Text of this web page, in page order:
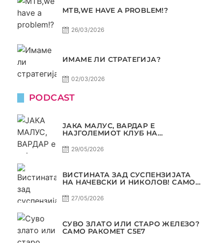
МТВ,WE HAVE A PROBLEM!?
26/03/2026
ИМАМЕ ЛИ СТРАТЕГИЈА?
02/03/2026
PODCAST
ЈАКА МАЛУС, ВАРДАР Е
НАЈГОЛЕМИОТ КЛУБ НА
29/05/2026
ВИСТИНАТА ЗАД СУСПЕНЗИЈАТА
НА НАЧЕВСКИ И НИКОЛОВ! САМО
27/05/2026
СУВО ЗЛАТО ИЛИ СТАРО ЖЕЛЕЗО?
САМО РАКОМЕТ С5Е7